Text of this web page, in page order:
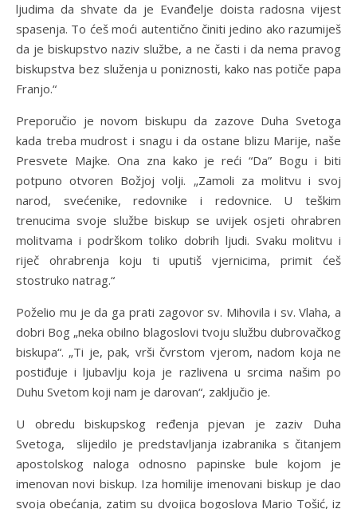
ljudima da shvate da je Evanđelje doista radosna vijest
spasenja. To ćeš moći autentično činiti jedino ako razumiješ
da je biskupstvo naziv službe, a ne časti i da nema pravog
biskupstva bez služenja u poniznosti, kako nas potiče papa
Franjo.“
Preporučio je novom biskupu da zazove Duha Svetoga
kada treba mudrost i snagu i da ostane blizu Marije, naše
Presvete Majke. Ona zna kako je reći “Da” Bogu i biti
potpuno otvoren Božjoj volji. „Zamoli za molitvu i svoj
narod, svećenike, redovnike i redovnice. U teškim
trenucima svoje službe biskup se uvijek osjeti ohrabren
molitvama i podrškom toliko dobrih ljudi. Svaku molitvu i
riječ ohrabrenja koju ti uputiš vjernicima, primit ćeš
stostruko natrag.“
Poželio mu je da ga prati zagovor sv. Mihovila i sv. Vlaha, a
dobri Bog „neka obilno blagoslovi tvoju službu dubrovačkog
biskupa“. „Ti je, pak, vrši čvrstom vjerom, nadom koja ne
postiđuje i ljubavlju koja je razlivena u srcima našim po
Duhu Svetom koji nam je darovan“, zaključio je.
U obredu biskupskog ređenja pjevan je zaziv Duha
Svetoga, slijedilo je predstavljanja izabranika s čitanjem
apostolskog naloga odnosno papinske bule kojom je
imenovan novi biskup. Iza homilije imenovani biskup je dao
svoja obećanja, zatim su dvojica bogoslova Mario Tošić, iz